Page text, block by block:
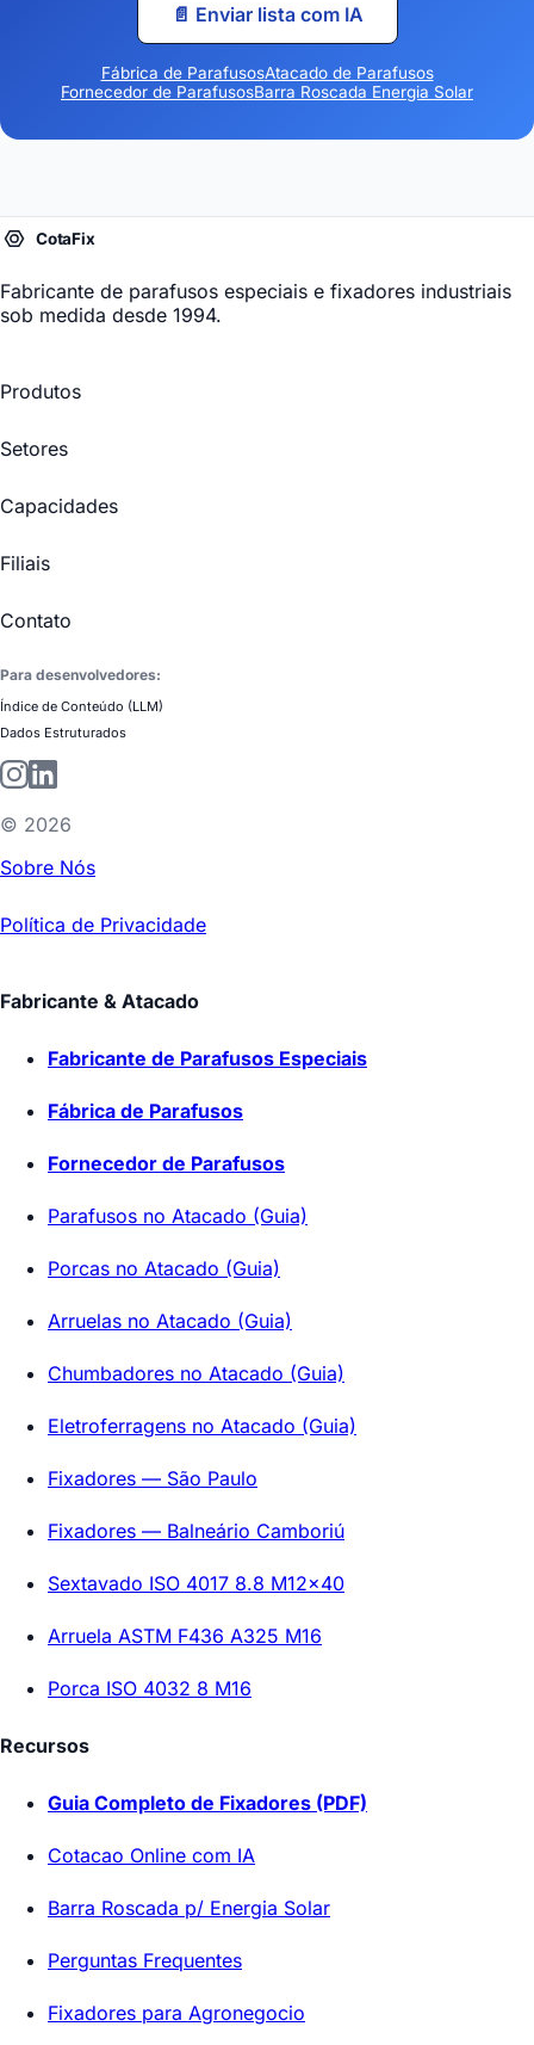
📄 Enviar lista com IA
Fábrica de ParafusosAtacado de Parafusos
Fornecedor de ParafusosBarra Roscada Energia Solar
Fabricante de parafusos especiais e fixadores industriais
sob medida desde 1994.
Produtos
Setores
Capacidades
Filiais
Contato
Para desenvolvedores:
Índice de Conteúdo (LLM)
Dados Estruturados
© 2026
Sobre Nós
Política de Privacidade
Fabricante & Atacado
Fabricante de Parafusos Especiais
Fábrica de Parafusos
Fornecedor de Parafusos
Parafusos no Atacado (Guia)
Porcas no Atacado (Guia)
Arruelas no Atacado (Guia)
Chumbadores no Atacado (Guia)
Eletroferragens no Atacado (Guia)
Fixadores — São Paulo
Fixadores — Balneário Camboriú
Sextavado ISO 4017 8.8 M12x40
Arruela ASTM F436 A325 M16
Porca ISO 4032 8 M16
Recursos
Guia Completo de Fixadores (PDF)
Cotacao Online com IA
Barra Roscada p/ Energia Solar
Perguntas Frequentes
Fixadores para Agronegocio